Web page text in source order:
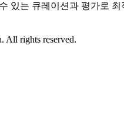
있는 큐레이션과 평가로 최
All rights reserved.